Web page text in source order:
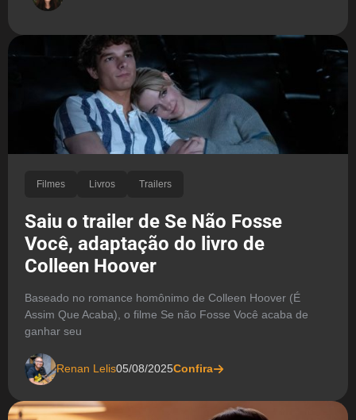
Filmes Livros Trailers
Saiu o trailer de Se Não Fosse
Você, adaptação do livro de
Colleen Hoover
Baseado no romance homônimo de Colleen Hoover (É
Assim Que Acaba), o filme Se não Fosse Você acaba de
ganhar seu
Renan Lelis05/08/2025Confira